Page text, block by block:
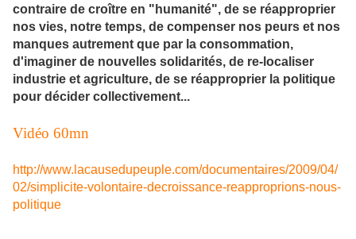
contraire de croître en "humanité", de se réapproprier
nos vies, notre temps, de compenser nos peurs et nos
manques autrement que par la consommation,
d'imaginer de nouvelles solidarités, de re-localiser
industrie et agriculture, de se réapproprier la politique
pour décider collectivement...
Vidéo 60mn
http://www.lacausedupeuple.com/documentaires/2009/04/
02/simplicite-volontaire-decroissance-reapproprions-nous-
politique